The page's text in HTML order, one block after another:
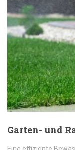
Garten- und